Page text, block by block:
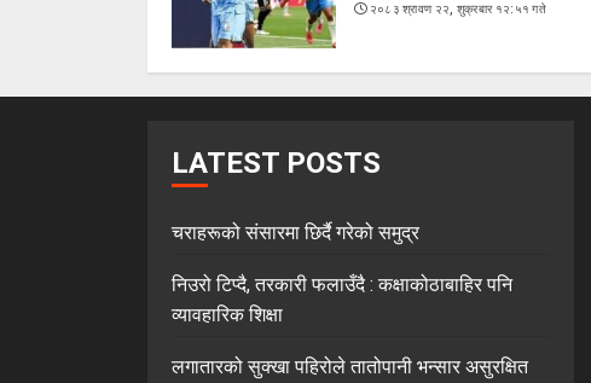
२०८३ श्रावण २२, शुक्रबार १२:५१ गते
LATEST POSTS
चराहरूको संसारमा छिर्दै गरेको समुद्र
निउरो टिप्दै, तरकारी फलाउँदै : कक्षाकोठाबाहिर पनि
व्यावहारिक शिक्षा
लगातारको सुक्खा पहिरोले तातोपानी भन्सार असुरक्षित